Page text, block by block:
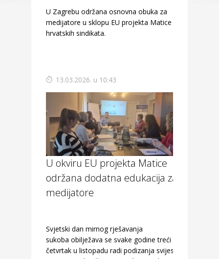
U Zagrebu održana osnovna obuka za
medijatore u sklopu EU projekta Matice
hrvatskih sindikata.
13.03.2026. u 10:43
U okviru EU projekta Matice
održana dodatna edukacija za
medijatore
Svjetski dan mirnog rješavanja
sukoba obilježava se svake godine treći
četvrtak u listopadu radi podizanja svijesti i